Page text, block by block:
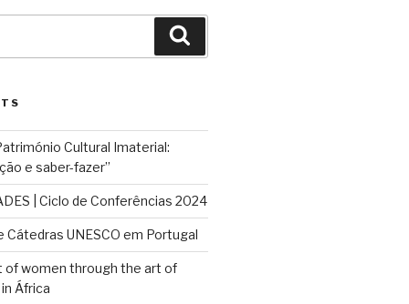
Cultural Imaterial:
e saber-fazer”
| Ciclo de Conferências 2024
Cátedras UNESCO em Portugal
of women through the art of
África